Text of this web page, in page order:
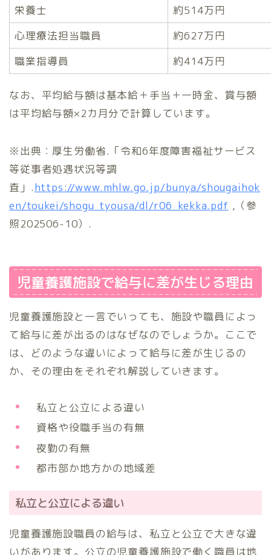
栄養士
約514万円
心理療法担当職員
約627万円
職業指導員
約414万円
なお、平均給与額は基本給＋手当＋一時金、賞与額
は平均給与額×2カ月分で計算しています。
※出典：厚生労働省.「令和6年度障害福祉サービス
等従事者処遇状況等調
査」.https://www.mhlw.go.jp/bunya/shougaihok
en/toukei/shogu_tyousa/dl/r06_kekka.pdf ,（参
照202506-10）.
児童養護施設で給与に差が生じる理由
児童養護施設と一言でいっても、施設や職員によっ
て給与に差が出るのはなぜなのでしょうか。ここで
は、どのような違いによって給与に差が生じるの
か、その理由をそれぞれ解説していきます。
私立と公立による違い
資格や役職手当の有無
夜勤の有無
都市部か地方かの地域差
私立と公立による違い
児童養護施設職員の給与は、私立と公立で大きな違
いがあります。公立の児童養護施設で働く職員は地